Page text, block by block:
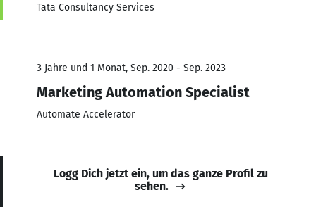
Tata Consultancy Services
3 Jahre und 1 Monat, Sep. 2020 - Sep. 2023
Marketing Automation Specialist
Automate Accelerator
Logg Dich jetzt ein, um das ganze Profil zu
sehen.